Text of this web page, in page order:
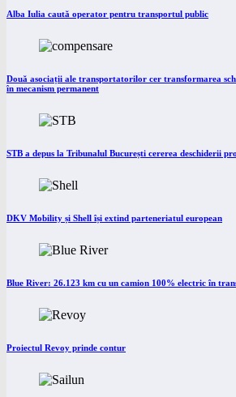
Alba Iulia caută operator pentru transportul public
Două asociații ale transportatorilor cer transformarea
în mecanism permanent
STB a depus la Tribunalul București cererea deschiderii
DKV Mobility și Shell își extind parteneriatul european
Blue River: 26.123 km cu un camion 100% electric în
Proiectul Revoy prinde contur